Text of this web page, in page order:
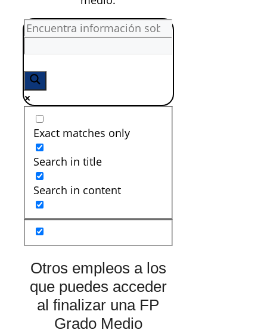
Exact matches only
Search in title
Search in content
Otros empleos a los
que puedes acceder
al finalizar una FP
Grado Medio